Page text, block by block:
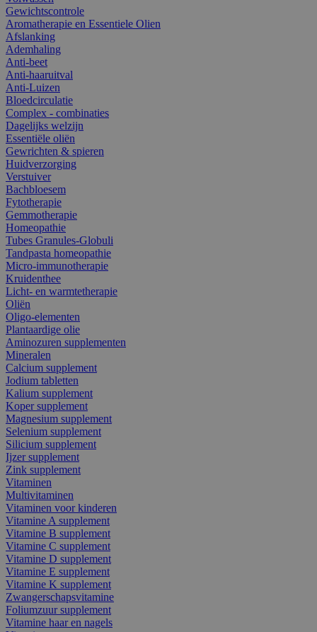
Gewichtscontrole
Aromatherapie en Essentiele Olien
Afslanking
Ademhaling
Anti-beet
Anti-haaruitval
Anti-Luizen
Bloedcirculatie
Complex - combinaties
Dagelijks welzijn
Essentiële oliën
Gewrichten & spieren
Huidverzorging
Verstuiver
Bachbloesem
Fytotherapie
Gemmotherapie
Homeopathie
Tubes Granules-Globuli
Tandpasta homeopathie
Micro-immunotherapie
Kruidenthee
Licht- en warmtetherapie
Oliën
Oligo-elementen
Plantaardige olie
Aminozuren supplementen
Mineralen
Calcium supplement
Jodium tabletten
Kalium supplement
Koper supplement
Magnesium supplement
Selenium supplement
Silicium supplement
Ijzer supplement
Zink supplement
Vitaminen
Multivitaminen
Vitaminen voor kinderen
Vitamine A supplement
Vitamine B supplement
Vitamine C supplement
Vitamine D supplement
Vitamine E supplement
Vitamine K supplement
Zwangerschapsvitamine
Foliumzuur supplement
Vitamine haar en nagels